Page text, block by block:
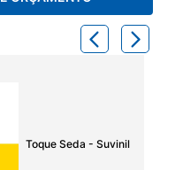
Toque Seda - Suvinil